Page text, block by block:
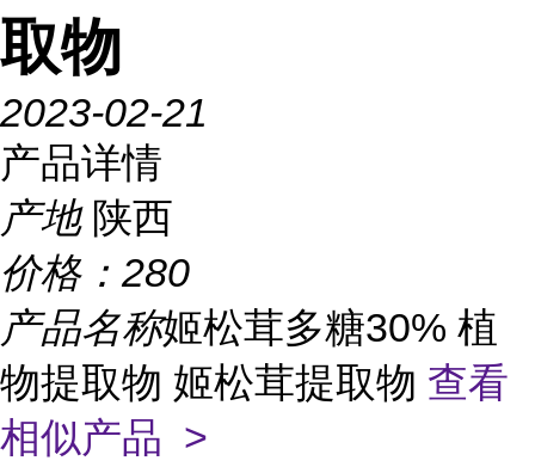
取物
2023-02-21
产品详情
产地 陕西
价格： 280
产品名称姬松茸多糖30% 植
物提取物 姬松茸提取物 查看
相似产品 >